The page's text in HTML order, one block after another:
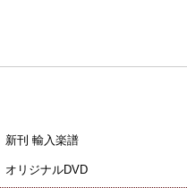
新刊 輸入楽譜
オリジナルDVD